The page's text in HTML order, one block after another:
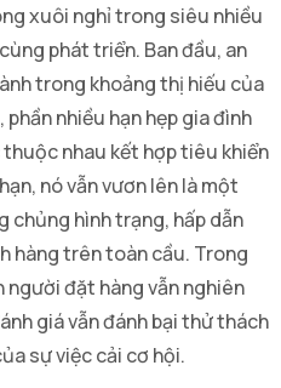
xuôi nghỉ trong siêu nhiều
phát triển. Ban đầu, an
trong khoảng thị hiếu của
nhiều hạn hẹp gia đình
nhau kết hợp tiêu khiển
nó vẫn vươn lên là một
chủng hình trạng, hấp dẫn
hàng trên toàn cầu. Trong
người đặt hàng vẫn nghiên
giá vẫn đánh bại thử thách
sự việc cải cơ hội.